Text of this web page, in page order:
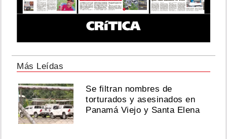
Más Leídas
Se filtran nombres de
torturados y asesinados en
Panamá Viejo y Santa Elena